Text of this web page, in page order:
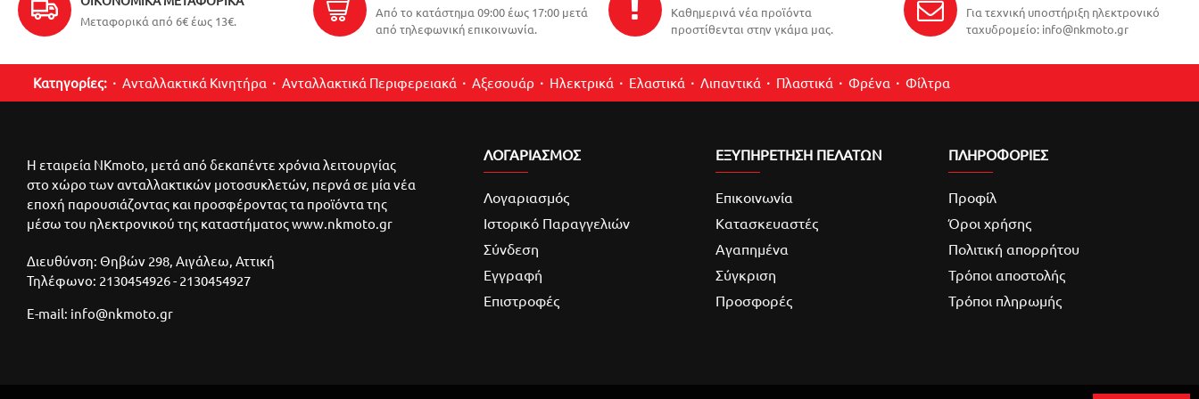
Μεταφορικά από 6€ έως 13€.
Από το κατάστημα 09:00 έως 17:00 μετά
από τηλεφωνική επικοινωνία.
Καθημερινά νέα προϊόντα
προστίθενται στην γκάμα μας.
Για τεχνική υποστήριξη ηλεκτρονικό
ταχυδρομείο: info@nkmoto.gr
Κατηγορίες: Ανταλλακτικά Κινητήρα Ανταλλακτικά Περιφερειακά Αξεσουάρ Ηλεκτρικά Ελαστικά Λιπαντικά Πλαστικά Φρένα Φίλτρα
Η εταιρεία NKmoto, μετά από δεκαπέντε χρόνια λειτουργίας
στο χώρο των ανταλλακτικών μοτοσυκλετών, περνά σε μία νέα
εποχή παρουσιάζοντας και προσφέροντας τα προϊόντα της
μέσω του ηλεκτρονικού της καταστήματος www.nkmoto.gr
Διευθύνση: Θηβών 298, Αιγάλεω, Αττική
Τηλέφωνο: 2130454926 - 2130454927
E-mail: info@nkmoto.gr
ΛΟΓΑΡΙΑΣΜΌΣ
Λογαριασμός
Ιστορικό Παραγγελιών
Σύνδεση
Εγγραφή
Επιστροφές
ΕΞΥΠΗΡΕΤΗΣΗ ΠΕΛΑΤΩΝ
Επικοινωνία
Κατασκευαστές
Αγαπημένα
Σύγκριση
Προσφορές
ΠΛΗΡΟΦΟΡΙΕΣ
Προφίλ
Όροι χρήσης
Πολιτική απορρήτου
Τρόποι αποστολής
Τρόποι πληρωμής